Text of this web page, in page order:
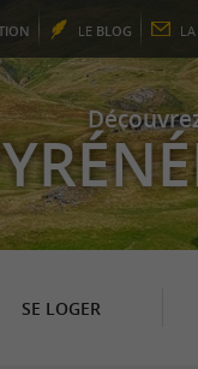
LE BLOG LA
SE LOGER